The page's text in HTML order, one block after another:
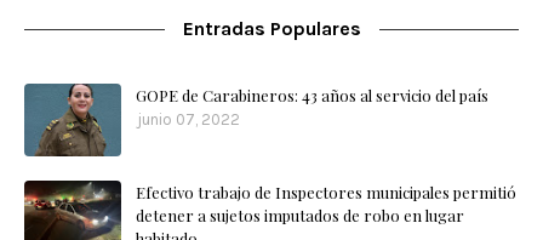
Entradas Populares
GOPE de Carabineros: 43 años al servicio del país
junio 07, 2022
Efectivo trabajo de Inspectores municipales permitió
detener a sujetos imputados de robo en lugar